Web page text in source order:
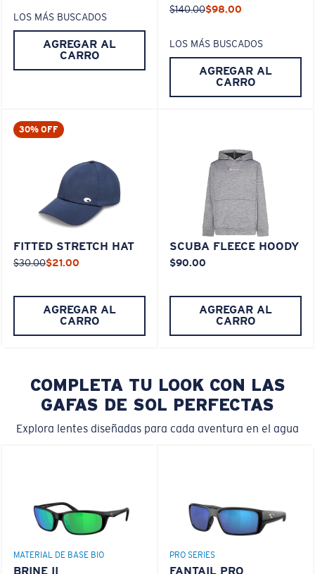
LOS MÁS BUSCADOS
AGREGAR AL
CARRO
$140.00$98.00
LOS MÁS BUSCADOS
AGREGAR AL
CARRO
30% OFF
FITTED STRETCH HAT
$30.00$21.00
AGREGAR AL
CARRO
SCUBA FLEECE HOODY
$90.00
AGREGAR AL
CARRO
COMPLETA TU LOOK CON LAS
GAFAS DE SOL PERFECTAS
Explora lentes diseñadas para cada aventura en el agua
MATERIAL DE BASE BIO
BRINE II
PRO SERIES
FANTAIL PRO